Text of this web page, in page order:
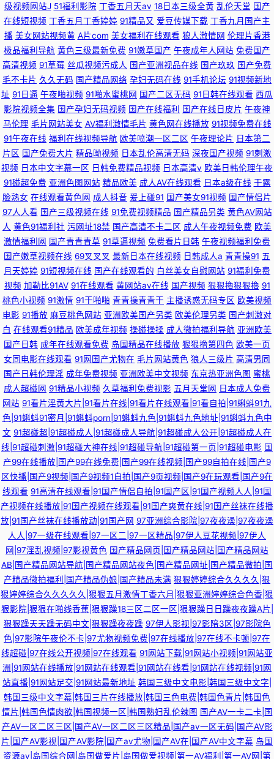
级视频网站J 51福利影院 丁香五月天av 18日本三级全黄 乱伦天堂 国产
在线短视频 丁香五月丁香婷婷 91精品又 爱豆传媒下载 丁香九月国产主
播 美女网站视频黄 A片com 美女福利在线观看 狼人激情网 伦理片香港
极品福利导航 黄色三级最新免费 91嫩草国产 午夜成年人网站 免费国产
高清视频 91草莓 丝瓜视频污成人 国产亚洲视品在线 国产玖玖 国产免费
毛不卡片 久久无码 国产精品网络 孕妇无码在线 91手机论坛 91视频新地
址 91日逼 午夜啪视频 91啪水蜜桃网 国产二区无码 91日韩在线观看 西瓜
影院视频全集 国产孕妇无码视频 国产在线福利 国产在线日皮片 午夜神
马伦理 毛片网站美女 AV福利激情毛片 黄色网在线播放 91视频免费在线
91午夜在线 福利在线视频导航 欧美喷潮一区二区 午夜理论片 日本第二
片区 国产免费大片 精品呦视频 日本乱伦高清无码 深夜国产视频 91刺激
视频 日本中文字幕一区 日韩免费精品视频 日本高清v 欧美日韩伦理午夜
91碰超免费 亚洲色图网站 精品欧美 成人AV在线观看 日本a级在线 干露
脸熟女 在线观看黄色网 成人抖音 爰上碰91 国产美女91视频 国产情侣片
97人人看 国产三级视频在线 91免费视频精品 国产精品另类 黄色AV网站
人 黄色91福利社 污网址18禁 国产高清不卡二区 成人午夜视频免费 欧美
激情福利网 国产青青青草 91草逼视频 免费看片日韩 午夜视频福利免费
国产嫩草视频在线 69叉叉叉 最新日本在线视频 日韩成人a 青青操91 五
月天婷婷 91短视频在线 国产在线观看的 白丝美女自慰网站 91福利免费
视频 加勒比91AV 91在线观看 黄网站av在线 国产视频 狠狠擼狠狠擼 91
桃色小视频 91激情 91干啪啪 青青操青青干 主播诱惑无码专区 欧美视频
电影 91播放 麻豆桃色网站 亚洲欧美国产另类 欧美伦理另类 国产刺激对
白 在线观看91精品 欧美成年视频 操碰操揉 成人微拍福利导航 亚洲欧美
国产日韩 成年在线观看免费 岛国精品在线播放 狠狠撸第四色 欧美一页
女同电影在线观看 91网国产尤物在 毛片网站黄色 狼人三级片 高清男同
国产日韩伦理淫 成年免费视频 亚洲欧美中文视频 东京热亚洲色图 蜜桃
成人超碰网 91精品小视频 久草福利免费视影 五月天堂网 日本成人免费
网站 91看片淫黄大片|91看片在线|91看片在线观看|91看自拍|91蝌蚪91九
色|91蝌蚪91密月|91蝌蚪porn|91蝌蚪九色|91蝌蚪九色地址|91蝌蚪九色中
文 91超碰超|91超碰成人|91超碰成人导航|91超碰成人公开|91超碰成人在
线|91超碰刺激|91超碰大神在线|91超碰导航|91超碰第一页|91超碰电影 国
产99在线播放|国产99在线免费|国产99在线视频|国产99自拍在线|国产9
区快播|国产9视频|国产9视频1自拍|国产9页视频|国产9在玩观看|国产9在
线观看 91高清在线观看|91国产情侣自拍|91国产区|91国产视频人人|91国
产视频在线播放|91国产视频在线观看|91国产爽黄在线|91国产丝袜在线播
放|91国产丝袜在线播放动|91国产网 97亚洲综合影院|97夜夜澡|97夜夜澡
人人|97一级在线观看|97一区二|97一区精品|97伊人豆花视频|97伊人
网|97淫乱视频|97影视黄色 国产精品网页|国产精品网站|国产精品网站
AB|国产精品网站导航|国产精品网站夜色|国产精品网址|国产精品微拍|国
产精品微拍福利|国产精品伪娘|国产精品未满 狠狠婷婷综合久久久久|狠
狠婷婷综合久久久久久|狠狠五月激情丁香六月|狠狠亚洲婷婷综合色香|狠
狠影院|狠狠在啪线香蕉|狠狠躁18三区二区一区|狠狠躁日日躁夜夜躁A片|
狠狠躁天天躁无码中文|狠狠躁夜夜躁 97伊人影视|97影陪3区|97影院色
色|97影院午夜伦不卡|97尤物视频免费|97在线播放|97在线不卡顿|97在
线超碰|97在线公开视频|97在线观看 91网站下载|91网站小视频|91网站亚
洲|91网站在线播放|91网站在线观看|91网站在线看|91网站在线视频|91网
站直播|91网站足交|91网站最新地址 韩国三级中文电影|韩国三级中文字|
韩国三级中文字幕|韩国三片在线播放|韩国三色电费|韩国色青片|韩国色
情片|韩国色情肉欲|韩国视频一区|韩国熟妇乱伦辣图 国产AV一卡二卡|国
产AV一区二区三区|国产AV一区二区三区精品|国产av一区无码|国产AV影
片|国产AV影视|国产AV影院|国产av尤物|国产AV在|国产AV中文字幕 岛国
资源av|岛国综合网|岛国做爱片|岛国做爱视频|第一AV福利|第一AV网|第